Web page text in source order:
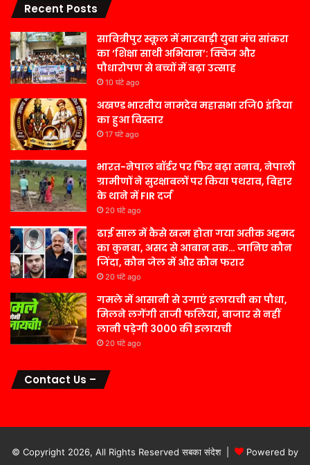
Recent Posts
सावित्रीपुर स्कूल में मारवाड़ी युवा मंच सांकरा
का ‘शिक्षा साथी अभियान’: क्विज और
पौधारोपण से बच्चों में बढ़ा उत्साह
10 घंटे ago
अखण्ड भारतीय नामदेव महासभा रजि0 इंडिया
का हुआ विस्तार
17 घंटे ago
भारत-नेपाल बॉर्डर पर फिर बढ़ा तनाव, नेपाली
ग्रामीणों ने सुरक्षाबलों पर किया पथराव, बिहार
के थाने में FIR दर्ज
20 घंटे ago
ढाई साल में कैसे खत्म होता गया अतीक अहमद
का कुनबा, असद से आबान तक… जानिए कौन
जिंदा, कौन जेल में और कौन फरार
20 घंटे ago
गमले में आसानी से उगाएं इलायची का पौधा,
मिलने लगेंगी ताजी फलियां, बाजार से नहीं
लानी पड़ेगी 3000 की इलायची
20 घंटे ago
Contact Us –
© Copyright 2026, All Rights Reserved सबका संदेश | Powered by